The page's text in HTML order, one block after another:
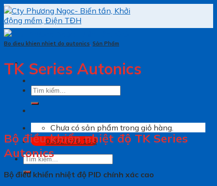
Skip
to
content
Tìm
Chưa có sản phẩm trong giỏ hàng.
0962.076.138
Tìm
Bo dieu khien nhiet do autonics, Sản Phẩm
TK Series Autonics
Bộ điều khiển nhiệt độ TK Series
Autonics
Bộ điều khiển nhiệt độ PID chính xác cao